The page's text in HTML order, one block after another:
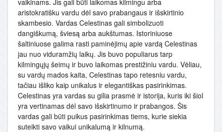
vaikinams. Jis gali būti laikomas kilmingu arba
aristokratišku vardu dėl savo prabangaus ir išskirtinio
skambesio. Vardas Celestinas gali simbolizuoti
dangiškumą, šviesą arba aukštumas. Istoriniuose
šaltiniuose galima rasti paminėjimų apie vardą Celestinas
jau nuo viduramžių laikų. Jis buvo populiarus tarp
kilmingųjų šeimų ir buvo laikomas prestižiniu vardu. Vėliau,
su vardų mados kaita, Celestinas tapo retesniu vardu,
tačiau išliko kaip unikalus ir elegantiškas pasirinkimas.
Celestinas yra vardas su gilia prasmė ir istorija, kuris iki šiol
yra vertinamas dėl savo išskirtinumo ir prabangos. Šis
vardas gali būti puikus pasirinkimas tiems, kurie siekia
suteikti savo vaikui unikalumą ir kilnumą.